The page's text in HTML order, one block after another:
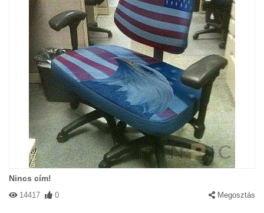
Nincs cím!
14417 0 Megosztás